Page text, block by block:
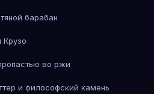
барабан
во ржи
и философский камень